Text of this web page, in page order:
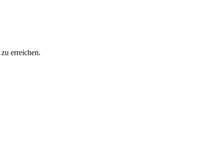
zu erreichen.